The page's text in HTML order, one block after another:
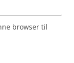
browser til